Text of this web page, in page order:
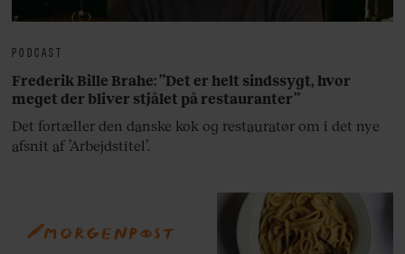
PODCAST
Frederik Bille Brahe: ”Det er helt sindssygt, hvor
meget der bliver stjålet på restauranter”
Det fortæller den danske kok og restauratør om i det nye
afsnit af ’Arbejdstitel’.